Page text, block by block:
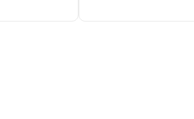
いるため、あな
イムに寄り添
。